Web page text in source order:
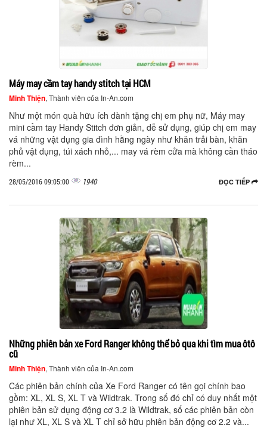
Máy may cầm tay handy stitch tại HCM
Minh Thiện, Thành viên của In-An.com
Như một món quà hữu ích dành tặng chị em phụ nữ, Máy may
mini cầm tay Handy Stitch đơn giản, dễ sử dụng, giúp chị em may
vá những vật dụng gia đình hằng ngày như khăn trải bàn, khăn
phủ vật dụng, túi xách nhỏ,... may vá rèm cửa mà không cần tháo
rèm...
ĐỌC TIẾP
28/05/2016 09:05:00 1940
Những phiên bản xe Ford Ranger không thể bỏ qua khi tìm mua ôtô
cũ
Minh Thiện, Thành viên của In-An.com
Các phiên bản chính của Xe Ford Ranger có tên gọi chính bao
gồm: XL, XL S, XL T và Wildtrak. Trong số đó chỉ có duy nhất một
phiên bản sử dụng động cơ 3.2 là Wildtrak, số các phiên bản còn
lại như XL, XL S và XL T chỉ sở hữu phiên bản động cơ 2.2 và...